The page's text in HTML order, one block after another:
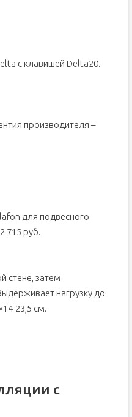
с клавишей Delta20.
производителя –
для подвесного
715 руб.
стене, затем
нагрузку до
23,5 см.
с